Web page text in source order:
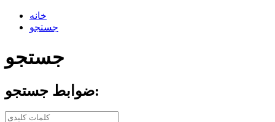
خانه
جستجو
جستجو
ضوابط جستجو: